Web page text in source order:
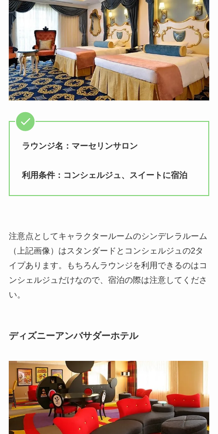
ラウンジ名： マーセリンサロン
利用条件：コンシェルジュ、スイートに宿泊
注意点としてキャラクタールームのシンデレラルーム
（上記画像）はスタンダードとコンシェルジュの2タ
イプあります。もちろんラウンジを利用できるのはコ
ンシェルジュだけなので、宿泊の際は注意してくださ
い。
ディズニーアンバサダーホテル